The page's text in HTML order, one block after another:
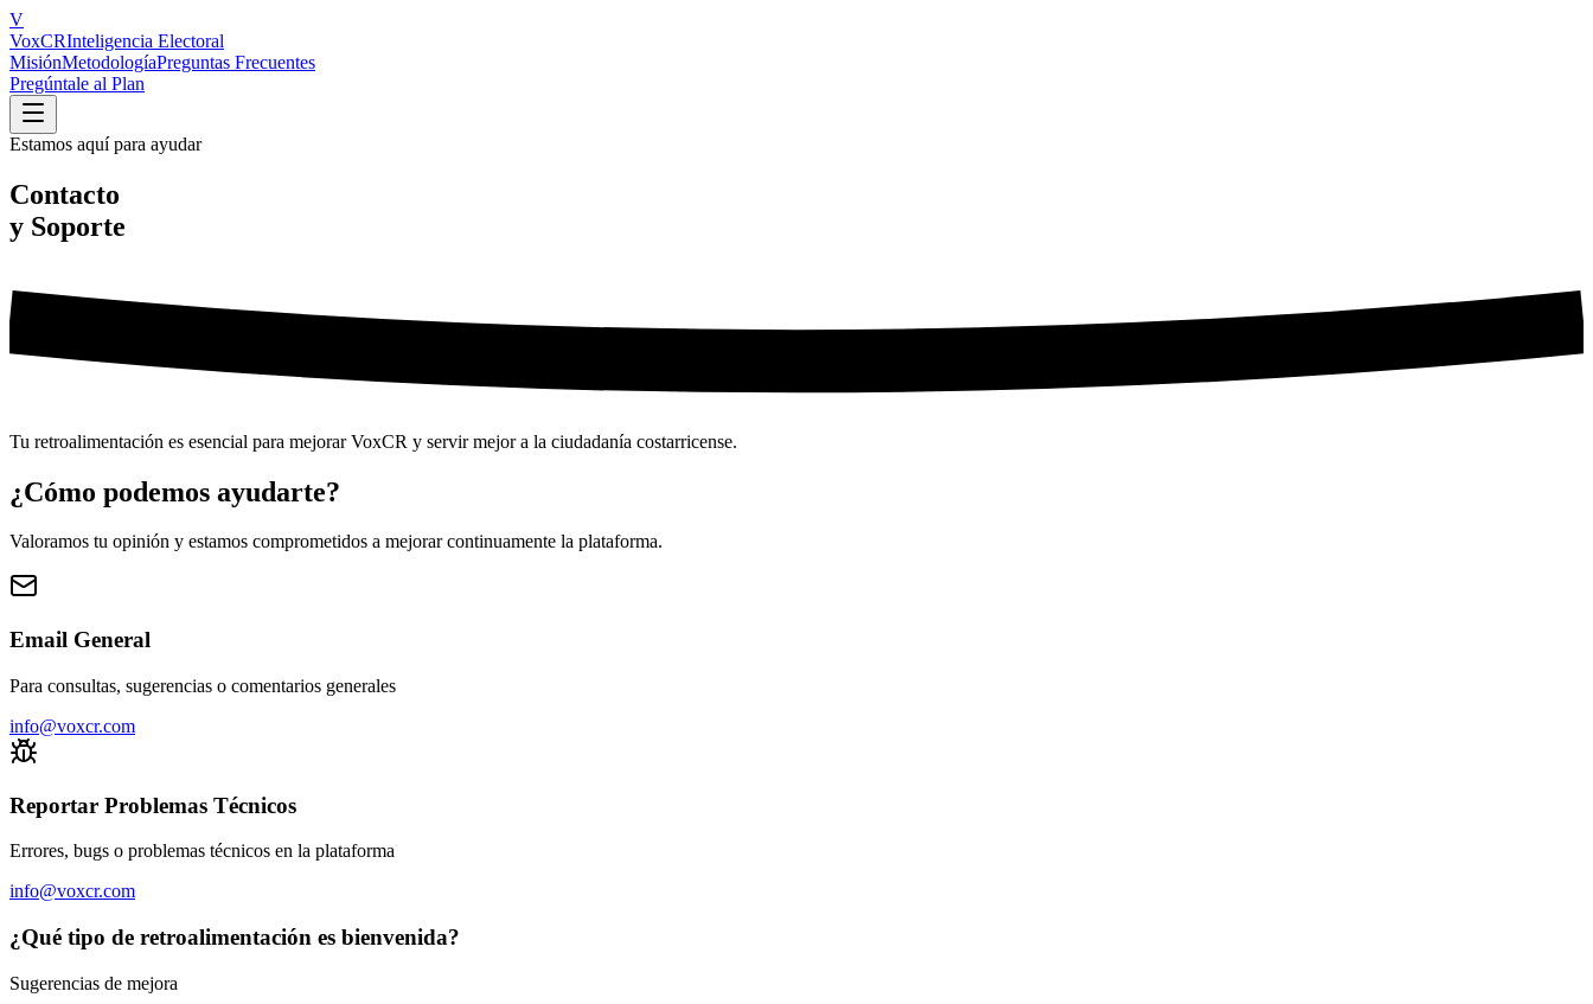
V
VoxCRInteligencia Electoral
MisiónMetodologíaPreguntas Frecuentes
Pregúntale al Plan
Estamos aquí para ayudar
Contacto
y Soporte
Tu retroalimentación es esencial para mejorar VoxCR y servir mejor a la ciudadanía costarricense.
¿Cómo podemos ayudarte?
Valoramos tu opinión y estamos comprometidos a mejorar continuamente la plataforma.
Email General
Para consultas, sugerencias o comentarios generales
info@voxcr.com
Reportar Problemas Técnicos
Errores, bugs o problemas técnicos en la plataforma
info@voxcr.com
¿Qué tipo de retroalimentación es bienvenida?
Sugerencias de mejora